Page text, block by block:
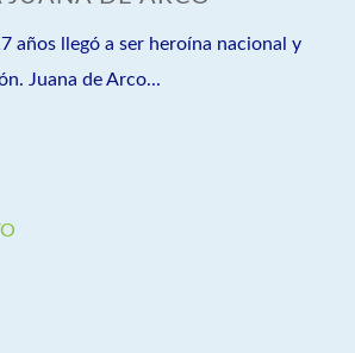
años llegó a ser heroína nacional y
Juana de Arco...